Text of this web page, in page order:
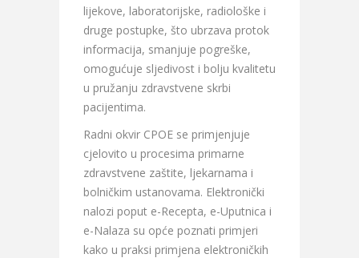
lijekove, laboratorijske, radiološke i
druge postupke, što ubrzava protok
informacija, smanjuje pogreške,
omogućuje sljedivost i bolju kvalitetu
u pružanju zdravstvene skrbi
pacijentima.
Radni okvir CPOE se primjenjuje
cjelovito u procesima primarne
zdravstvene zaštite, ljekarnama i
bolničkim ustanovama. Elektronički
nalozi poput e-Recepta, e-Uputnica i
e-Nalaza su opće poznati primjeri
kako u praksi primjena elektroničkih